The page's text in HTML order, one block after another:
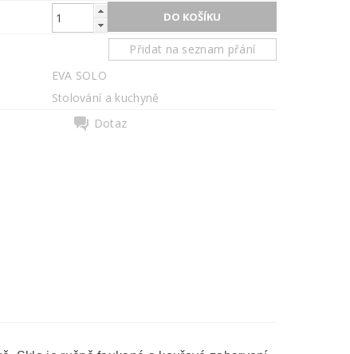
Přidat na seznam přání
EVA SOLO
Stolování a kuchyně
Dotaz